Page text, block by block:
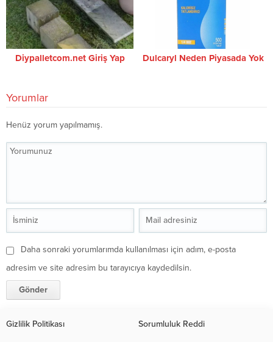
Diypalletcom.net Giriş Yap Dulcaryl Neden Piyasada Yok
Yorumlar
Henüz yorum yapılmamış.
Daha sonraki yorumlarımda kullanılması için adım, e-posta
adresim ve site adresim bu tarayıcıya kaydedilsin.
Gizlilik Politikası Sorumluluk Reddi